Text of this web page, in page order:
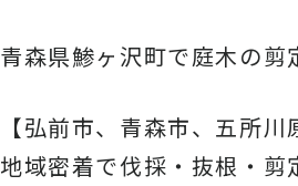
青森県鯵ヶ沢町で庭木の剪
【弘前市、青森市、五所川
地域密着で伐採・抜根・剪